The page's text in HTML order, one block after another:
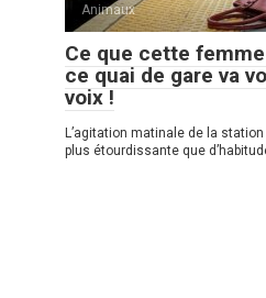
Animaux
Ce que cette
ce quai de gare va
voix !
L’agitation matinale de la
plus étourdissante que